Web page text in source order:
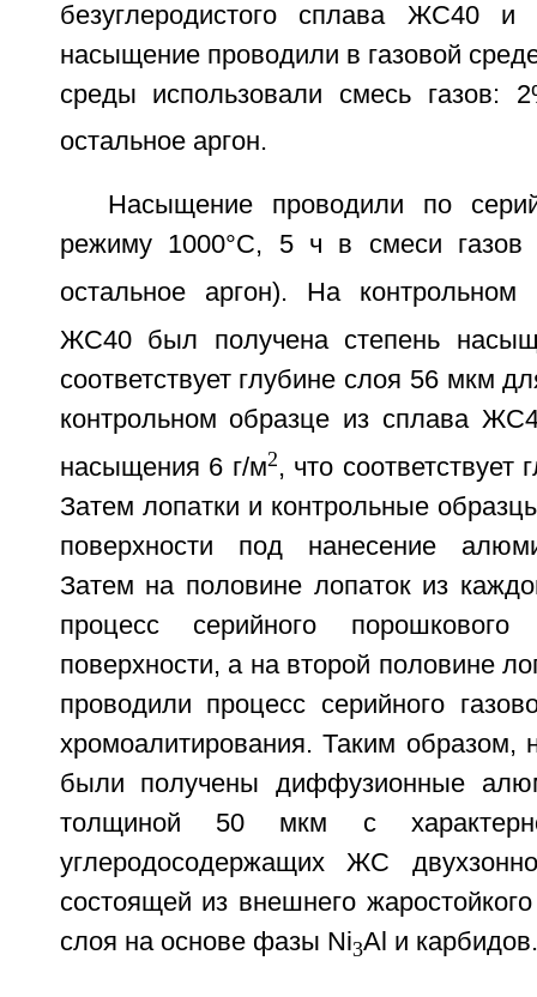
безуглеродистого сплава ЖС40
насыщение проводили в газовой
среды использовали смесь газов:
остальное аргон.
Насыщение проводили по
режиму 1000°С, 5 ч в смеси
остальное аргон). На
ЖС40 был получена степень
соответствует глубине слоя 56 мкм
контрольном образце из сплава
насыщения 6 г/м2, что
Затем лопатки и контрольные
поверхности под нанесение
Затем на половине лопаток из
процесс серийного порошкового
поверхности, а на второй половине
проводили процесс серийного
хромоалитирования. Таким образом,
были получены диффузионные
толщиной 50 мкм с
углеродосодержащих ЖС
состоящей из внешнего
слоя на основе фазы Ni3Al и карбидов.